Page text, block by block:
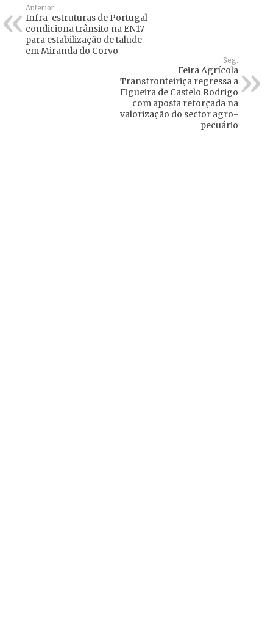
Anterior
Infra-estruturas de Portugal
condiciona trânsito na EN17
para estabilização de talude
em Miranda do Corvo
Seg.
Feira Agrícola
Transfronteiriça regressa a
Figueira de Castelo Rodrigo
com aposta reforçada na
valorização do sector agro-
pecuário